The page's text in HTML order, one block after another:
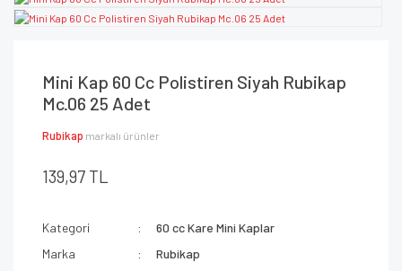
Mini Kap 60 Cc Polistiren Siyah Rubikap
Mc.06 25 Adet
Rubikap markalı ürünler
139,97 TL
Kategori
60 cc Kare Mini Kaplar
Marka
Rubikap